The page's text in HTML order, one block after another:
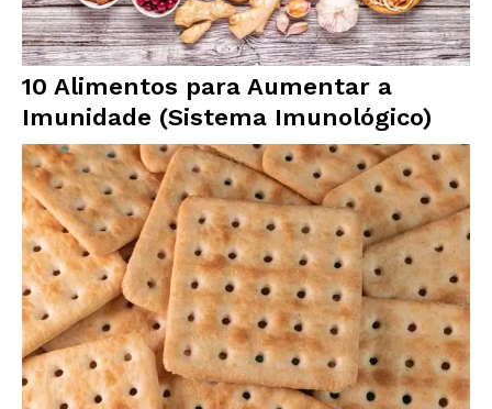
10 Alimentos para Aumentar a
Imunidade (Sistema Imunológico)